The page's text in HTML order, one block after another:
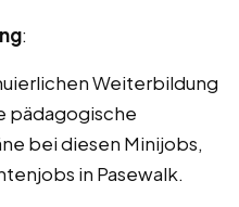
:
Weiterbildung
pädagogische
bei diesen Minijobs,
in Pasewalk.